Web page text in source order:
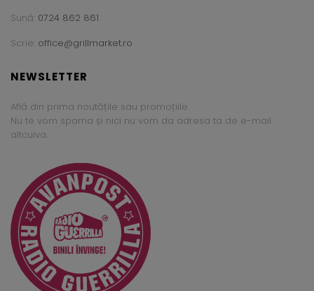
Sună: 0724 862 861
Scrie: office@grillmarket.ro
NEWSLETTER
Află din prima noutățile sau promoțiile.
Nu te vom spama și nici nu vom da adresa ta de e-mail
altcuiva.